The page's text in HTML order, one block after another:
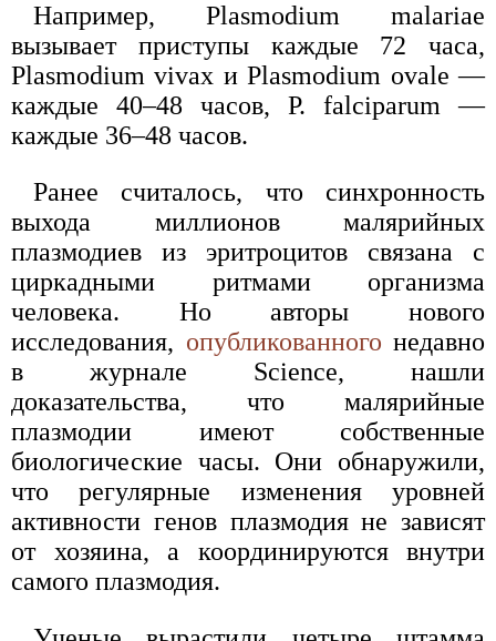
Например, Plasmodium malariae
вызывает приступы каждые 72 часа,
Plasmodium vivax и Plasmodium ovale —
каждые 40–48 часов, P. falciparum —
каждые 36–48 часов.
Ранее считалось, что синхронность
выхода миллионов малярийных
плазмодиев из эритроцитов связана с
циркадными ритмами организма
человека. Но авторы нового
исследования, опубликованного недавно
в журнале Science, нашли
доказательства, что малярийные
плазмодии имеют собственные
биологические часы. Они обнаружили,
что регулярные изменения уровней
активности генов плазмодия не зависят
от хозяина, а координируются внутри
самого плазмодия.